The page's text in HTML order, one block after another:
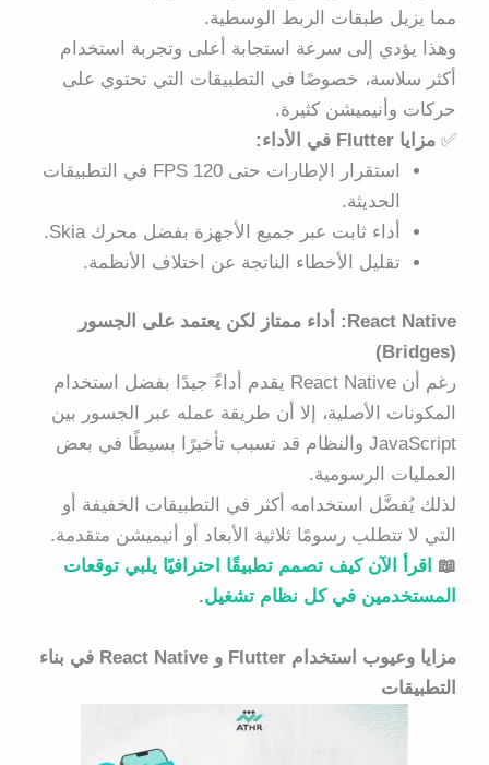
مما يزيل طبقات الربط الوسطية.
وهذا يؤدي إلى سرعة استجابة أعلى وتجربة استخدام
أكثر سلاسة، خصوصًا في التطبيقات التي تحتوي على
حركات وأنيميشن كثيرة.
✅ مزايا Flutter في الأداء:
استقرار الإطارات حتى 120 FPS في التطبيقات
الحديثة.
أداء ثابت عبر جميع الأجهزة بفضل محرك Skia.
تقليل الأخطاء الناتجة عن اختلاف الأنظمة.
React Native: أداء ممتاز لكن يعتمد على الجسور
(Bridges)
رغم أن React Native يقدم أداءً جيدًا بفضل استخدام
المكونات الأصلية، إلا أن طريقة عمله عبر الجسور بين
JavaScript والنظام قد تسبب تأخيرًا بسيطًا في بعض
العمليات الرسومية.
لذلك يُفضَّل استخدامه أكثر في التطبيقات الخفيفة أو
التي لا تتطلب رسومًا ثلاثية الأبعاد أو أنيميشن متقدمة.
📖 اقرأ الآن كيف تصمم تطبيقًا احترافيًا يلبي توقعات
المستخدمين في كل نظام تشغيل.
مزايا وعيوب استخدام Flutter و React Native في بناء
التطبيقات